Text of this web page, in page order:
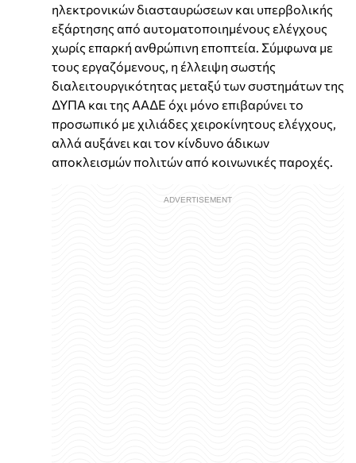
ηλεκτρονικών διασταυρώσεων και υπερβολικής
εξάρτησης από αυτοματοποιημένους ελέγχους
χωρίς επαρκή ανθρώπινη εποπτεία. Σύμφωνα με
τους εργαζόμενους, η έλλειψη σωστής
διαλειτουργικότητας μεταξύ των συστημάτων της
ΔΥΠΑ και της ΑΑΔΕ όχι μόνο επιβαρύνει το
προσωπικό με χιλιάδες χειροκίνητους ελέγχους,
αλλά αυξάνει και τον κίνδυνο άδικων
αποκλεισμών πολιτών από κοινωνικές παροχές.